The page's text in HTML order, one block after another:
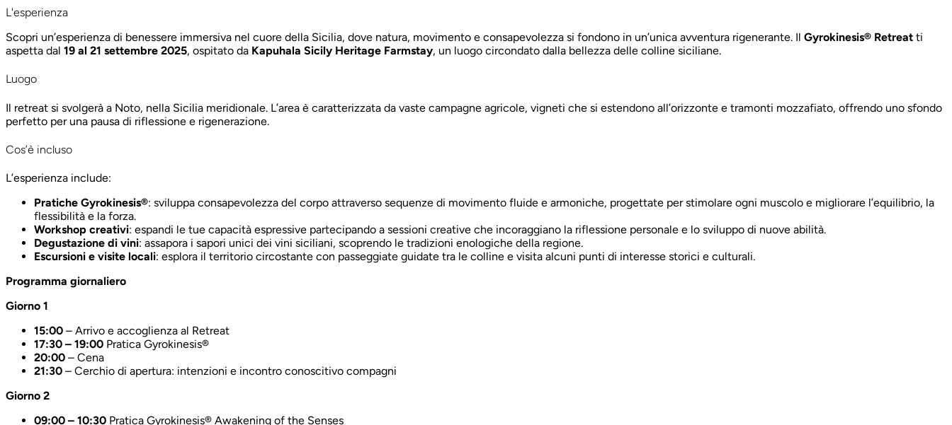
L'esperienza
Scopri un’esperienza di benessere immersiva nel cuore della Sicilia, dove natura, movimento e consapevolezza si fondono in un’unica avventura rigenerante. Il Gyrokinesis® Retreat ti
aspetta dal 19 al 21 settembre 2025, ospitato da Kapuhala Sicily Heritage Farmstay, un luogo circondato dalla bellezza delle colline siciliane.
Luogo
Il retreat si svolgerà a Noto, nella Sicilia meridionale. L’area è caratterizzata da vaste campagne agricole, vigneti che si estendono all’orizzonte e tramonti mozzafiato, offrendo uno sfondo
perfetto per una pausa di riflessione e rigenerazione.
Cos’è incluso
L’esperienza include:
Pratiche Gyrokinesis®: sviluppa consapevolezza del corpo attraverso sequenze di movimento fluide e armoniche, progettate per stimolare ogni muscolo e migliorare l’equilibrio, la
flessibilità e la forza.
Workshop creativi: espandi le tue capacità espressive partecipando a sessioni creative che incoraggiano la riflessione personale e lo sviluppo di nuove abilità.
Degustazione di vini: assapora i sapori unici dei vini siciliani, scoprendo le tradizioni enologiche della regione.
Escursioni e visite locali: esplora il territorio circostante con passeggiate guidate tra le colline e visita alcuni punti di interesse storici e culturali.
Programma giornaliero
Giorno 1
15:00 – Arrivo e accoglienza al Retreat
17:30 – 19:00 Pratica Gyrokinesis®
20:00 – Cena
21:30 – Cerchio di apertura: intenzioni e incontro conoscitivo compagni
Giorno 2
09:00 – 10:30 Pratica Gyrokinesis® Awakening of the Senses